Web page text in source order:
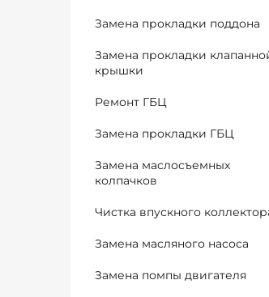
Замена прокладки поддона
Замена прокладки
крышки
Ремонт ГБЦ
Замена прокладки ГБЦ
Замена маслосъемных
колпачков
Чистка впускного
Замена масляного насоса
Замена помпы двигателя